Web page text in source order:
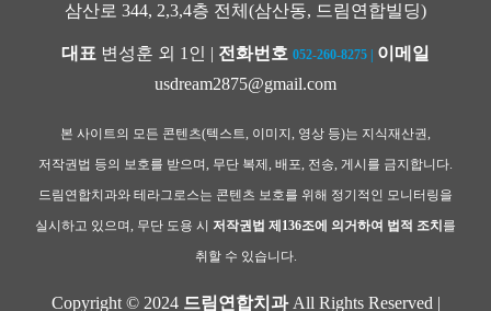
삼산로 344, 2,3,4층 전체(삼산동, 드림연합빌딩)
대표 변성훈 외 1인 | 전화번호 052-260-8275
이메일
usdream2875@gmail.com
본 사이트의 모든 콘텐츠(텍스트, 이미지, 영상 등)는 지식재산권,
저작권법 등의 보호를 받으며, 무단 복제, 배포, 전송, 게시를 금지합니다.
드림연합치과와 테라그로스는 콘텐츠 보호를 위해 정기적인 모니터링을
실시하고 있으며, 무단 도용 시 저작권법 제136조에 의거하여 법적 조치 를
취할 수 있습니다.
Copyright © 2024 드림연합치과All Rights Reserved |